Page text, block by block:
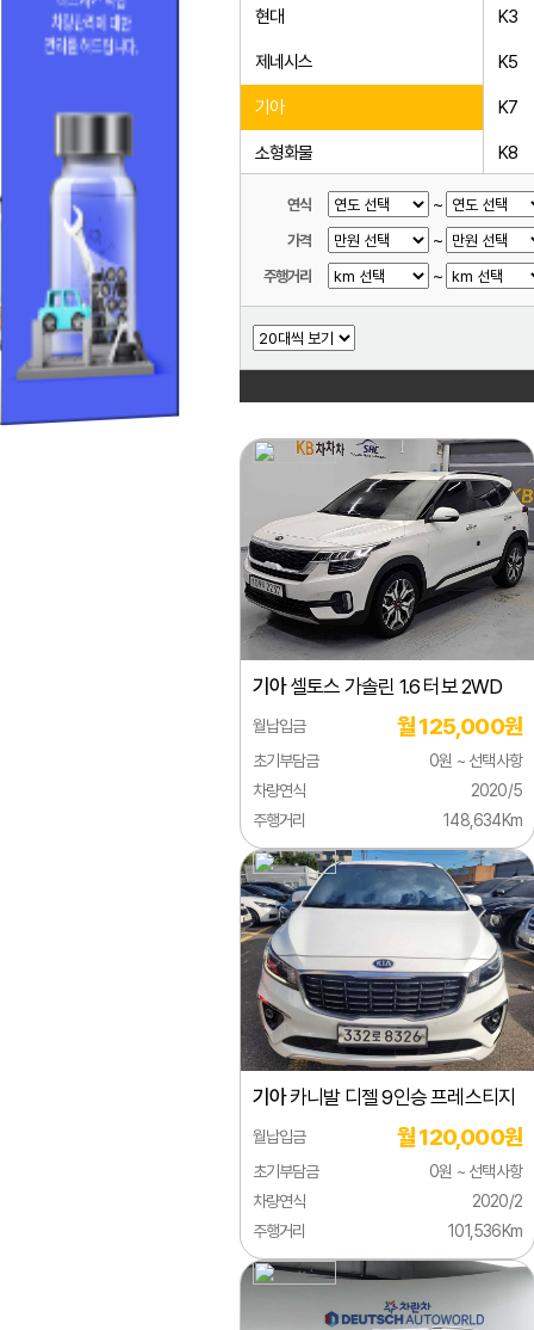
현대
제네시스
기아
소형화물
르노코리아(삼성)
KG모빌리티(쌍용)
쉐보레
대우
K3
K5
K7
K8
K9
카니
쏘렌
셀토
스포
EV3
EV4
EV9
니로
로체
스토
스팅
쏘울
오피
카렌
포르
프라
봉고
레토
리오
록스
연식 ~
가격 ~
주행거리 ~
기아셀토스 가솔린 1.6 터보 2WD
월납입금 월 125,000원
초기부담금
0원 ~ 선택사항
차량연식
2020/5
주행거리
148,634Km
기아카니발 디젤 9인승 프레스티지
월납입금 월 120,000원
초기부담금
0원 ~ 선택사항
차량연식
2020/2
주행거리
101,536Km